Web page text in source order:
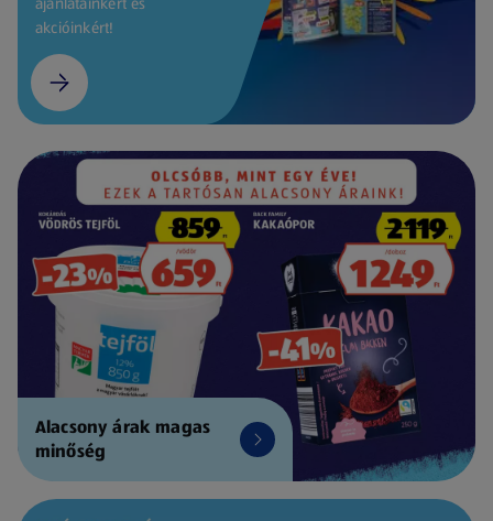
akcióinkért!
Alacsony árak magas
minőség